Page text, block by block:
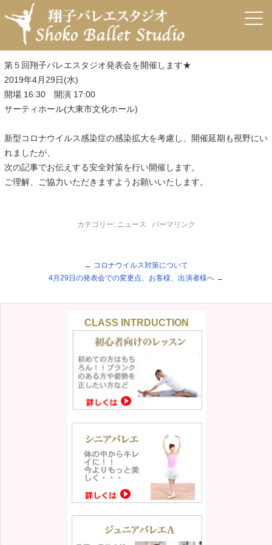
4月29日の発表会での変更点、お客様、出演者様へ
第5回 翔子バレエスタジオ発表会
第５回翔子バレエスタジオ発表会を開催します★
2019年4月29日(水)
開場 16:30 開演 17:00
サーティホール(大東市文化ホール)
新型コロナウイルス感染症の感染拡大を考慮し、開催延期も視野にい
れましたが、
次の記事でお伝えする安全対策を行い開催します。
ご理解、ご協力いただきますようお願いいたします。
カテゴリー: ニュース パーマリンク
← コロナウイルス対策について
4月29日の発表会での変更点、お客様、出演者様へ →
CLASS INTRDUCTION